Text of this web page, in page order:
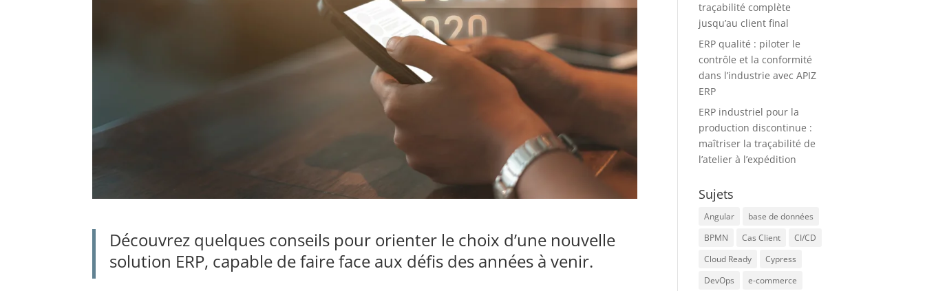
Découvrez quelques conseils pour orienter le choix d’une nouvelle
solution ERP, capable de faire face aux défis des années à venir.
traçabilité complète
jusqu’au client final
ERP qualité : piloter le
contrôle et la conformité
dans l’industrie avec APIZ
ERP
ERP industriel pour la
production discontinue :
maîtriser la traçabilité de
l’atelier à l’expédition
Sujets
Angular
base de données
BPMN
Cas Client
CI/CD
Cloud Ready
Cypress
DevOps
e-commerce